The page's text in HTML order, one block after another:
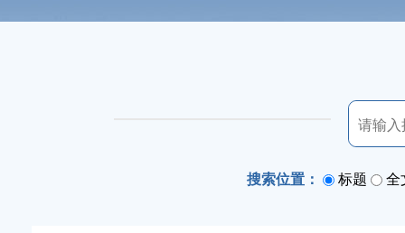
搜索位置： 标题 全